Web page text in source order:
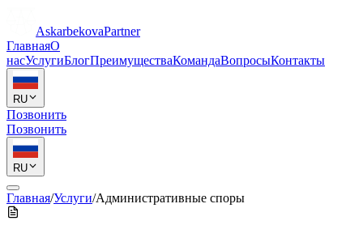
AskarbekovaPartner
ГлавнаяО
насУслугиБлогПреимуществаКомандаВопросыКонтакты
RU
Позвонить
Позвонить
RU
Главная/Услуги/Административные споры